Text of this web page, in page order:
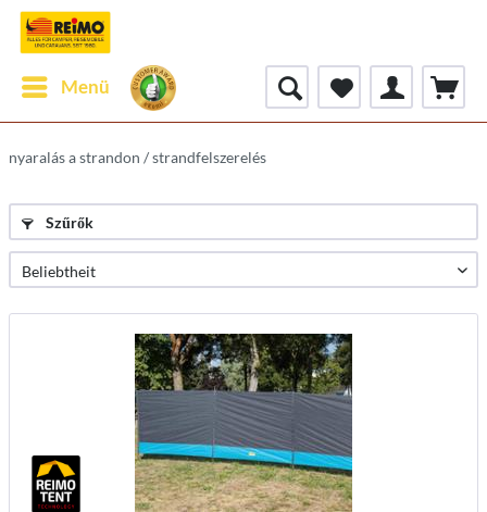
Menü
nyaralás a strandon / strandfelszerelés
Szűrők